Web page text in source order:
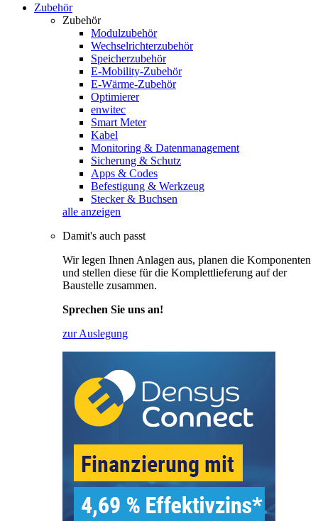
Zubehör
Zubehör
Modulzubehör
Wechselrichterzubehör
Speicherzubehör
E-Mobility-Zubehör
E-Wärme-Zubehör
Optimierer
enwitec
Smart Meter
Kabel
Monitoring & Datenmanagement
Sicherung & Schutz
Apps & Codes
Befestigung & Werkzeug
Stecker & Buchsen
alle anzeigen
Damit's auch passt
Wir legen Ihnen Anlagen aus, planen die Komponenten
und stellen diese für die Komplettlieferung auf der
Baustelle zusammen.
Sprechen Sie uns an!
zur Auslegung